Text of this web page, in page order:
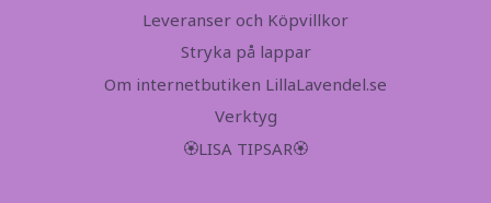
Leveranser och Köpvillkor
Stryka på lappar
Om internetbutiken LillaLavendel.se
Verktyg
🏵LISA TIPSAR🏵